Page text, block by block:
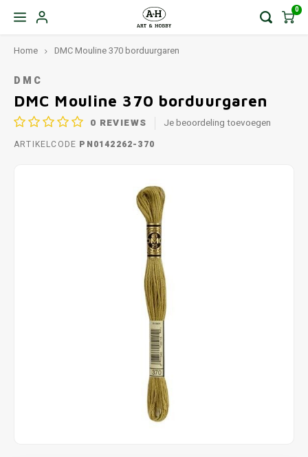
0
Home DMC Mouline 370 borduurgaren
DMC
DMC Mouline 370 borduurgaren
0 REVIEWS Je beoordeling toevoegen
ARTIKELCODE PN0142262-370